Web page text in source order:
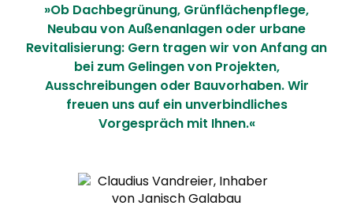
»Ob Dachbegrünung, Grünflächenpflege,
Neubau von Außenanlagen oder urbane
Revitalisierung: Gern tragen wir von Anfang an
bei zum Gelingen von Projekten,
Ausschreibungen oder Bauvorhaben. Wir
freuen uns auf ein unverbindliches
Vorgespräch mit Ihnen.«